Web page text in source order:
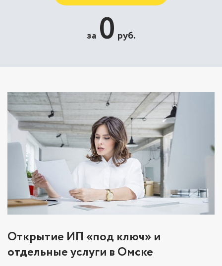
за 0 руб.
Открытие ИП «под ключ» и
отдельные услуги в Омске